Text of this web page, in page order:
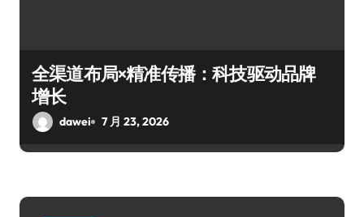
全渠道布局×精准传播：科技驱动品牌
增长
dawei 7 月 23, 2026